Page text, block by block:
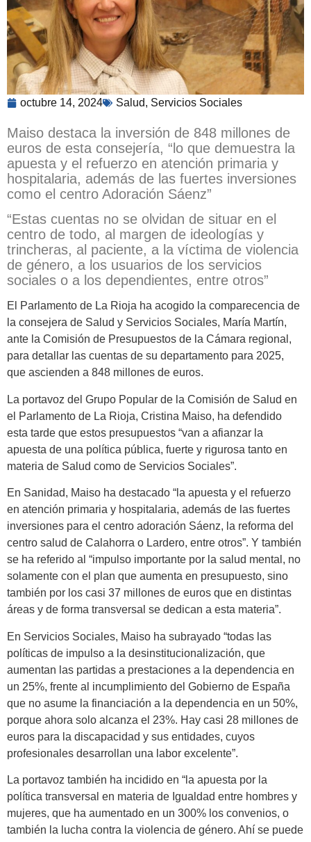
octubre 14, 2024 Salud, Servicios Sociales
Maiso destaca la inversión de 848 millones de
euros de esta consejería, “lo que demuestra la
apuesta y el refuerzo en atención primaria y
hospitalaria, además de las fuertes inversiones
como el centro Adoración Sáenz”
“Estas cuentas no se olvidan de situar en el
centro de todo, al margen de ideologías y
trincheras, al paciente, a la víctima de violencia
de género, a los usuarios de los servicios
sociales o a los dependientes, entre otros”
El Parlamento de La Rioja ha acogido la comparecencia de
la consejera de Salud y Servicios Sociales, María Martín,
ante la Comisión de Presupuestos de la Cámara regional,
para detallar las cuentas de su departamento para 2025,
que ascienden a 848 millones de euros.
La portavoz del Grupo Popular de la Comisión de Salud en
el Parlamento de La Rioja, Cristina Maiso, ha defendido
esta tarde que estos presupuestos “van a afianzar la
apuesta de una política pública, fuerte y rigurosa tanto en
materia de Salud como de Servicios Sociales”.
En Sanidad, Maiso ha destacado “la apuesta y el refuerzo
en atención primaria y hospitalaria, además de las fuertes
inversiones para el centro adoración Sáenz, la reforma del
centro salud de Calahorra o Lardero, entre otros”. Y también
se ha referido al “impulso importante por la salud mental, no
solamente con el plan que aumenta en presupuesto, sino
también por los casi 37 millones de euros que en distintas
áreas y de forma transversal se dedican a esta materia”.
En Servicios Sociales, Maiso ha subrayado “todas las
políticas de impulso a la desinstitucionalización, que
aumentan las partidas a prestaciones a la dependencia en
un 25%, frente al incumplimiento del Gobierno de España
que no asume la financiación a la dependencia en un 50%,
porque ahora solo alcanza el 23%. Hay casi 28 millones de
euros para la discapacidad y sus entidades, cuyos
profesionales desarrollan una labor excelente”.
La portavoz también ha incidido en “la apuesta por la
política transversal en materia de Igualdad entre hombres y
mujeres, que ha aumentado en un 300% los convenios, o
también la lucha contra la violencia de género. Ahí se puede